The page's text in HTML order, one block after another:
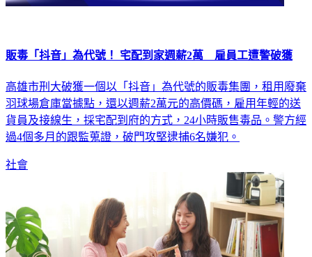
販毒「抖音」為代號！ 宅配到家週薪2萬 雇員工遭警破獲
高雄市刑大破獲一個以「抖音」為代號的販毒集團，租用廢棄
羽球場倉庫當據點，還以週薪2萬元的高價碼，雇用年輕的送
貨員及接線生，採宅配到府的方式，24小時販售毒品。警方經
過4個多月的跟監蒐證，破門攻堅逮捕6名嫌犯。
社會